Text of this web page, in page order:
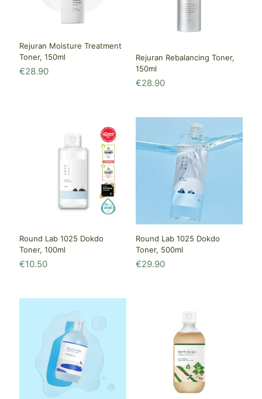
Rejuran Moisture Treatment
Toner, 150ml
€28.90
Rejuran Rebalancing Toner,
150ml
€28.90
Round Lab 1025 Dokdo
Toner, 100ml
€10.50
Round Lab 1025 Dokdo
Toner, 500ml
€29.90